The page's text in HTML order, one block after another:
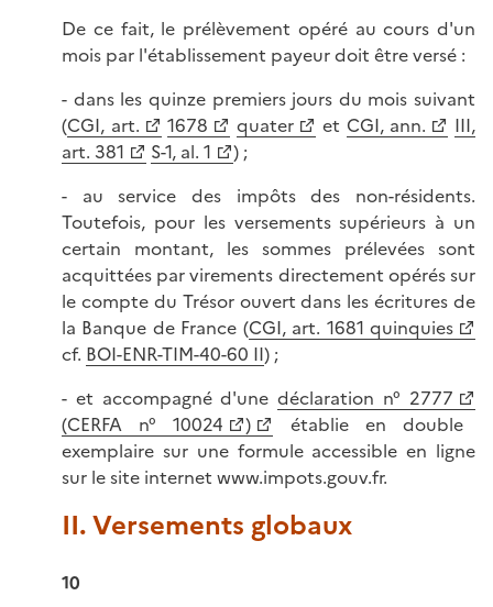
De ce fait, le prélèvement opéré au cours d'un
mois par l'établissement payeur doit être versé :
- dans les quinze premiers jours du mois suivant
(CGI, art. 1678 quater et CGI, ann.
III,
art. 381
S-1, al. 1
) ;
- au service des impôts des non-résidents.
Toutefois, pour les versements supérieurs à un
certain montant, les sommes prélevées sont
acquittées par virements directement opérés sur
le compte du Trésor ouvert dans les écritures de
la Banque de France (CGI, art. 1681 quinquies
cf. BOI-ENR-TIM-40-60 II) ;
- et accompagné d'unedéclaration n° 2777
(CERFA n° 10024
)
établie en double
exemplaire sur une formule accessible en ligne
sur le site internet www.impots.gouv.fr.
II. Versements globaux
10